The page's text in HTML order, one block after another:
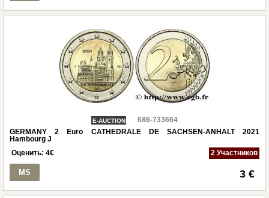
E-AUCTION
686-733664
GERMANY 2 Euro CATHEDRALE DE SACHSEN-ANHALT 2021
Hambourg J
Оценить: 4€ 2 Участников
MS 3 €